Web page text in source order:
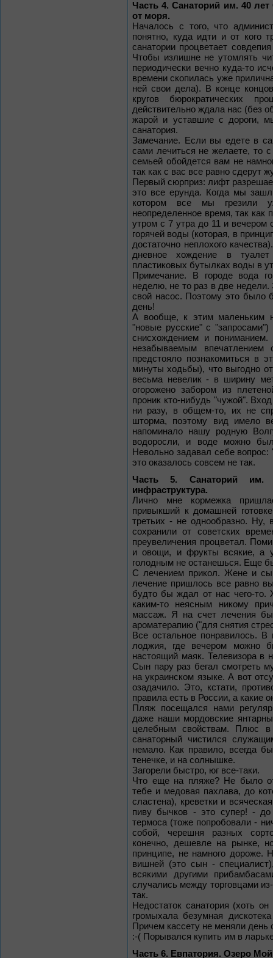
Часть 4. Санаторий им. 40
от моря.
Началось с того, что
понятно, куда идти и от кого
санатории процветает
Чтобы излишне не утомлять
периодически вечно куда-то
времени скопилась уже
ней свои дела). В конце
кругов бюрократических
действительно ждала нас (без
жарой и уставшие с дороги,
санатория.
Замечание. Если вы едете в
сами лечиться не желаете, то
семьей обойдется вам не
так как с вас все равно сдерут
Первый сюрприз: лифт
это все ерунда. Когда мы
котором все мы грезили
неопределенное время, так как
утром с 7 утра до 11 и вечером
горячей воды (которая, в
достаточно неплохого
дневное хождение в
пластиковых бутылках воды в
Примечание. В городе вода
неделю, не то раз в две недели.
свой насос. Поэтому это было
день!
А вообще, к этим маленьким
"новые русские" с
снисхождением и
незабываемым
предстояло познакомиться в
минуты ходьбы), что выгодно
весьма невелик - в ширину
огорожено забором из
проник кто-нибудь "чужой".
ни разу, в общем-то, их не
шторма, поэтому вид имело
напоминало нашу родную
водоросли, и воде можно
Невольно задавал себе вопрос:
это оказалось совсем не так.
Часть 5. Санаторий им.
инфраструктура.
Лично мне кормежка
привыкший к домашней
третьих - не однообразно. Ну,
сохранили от советских
преувеличения процветал.
и овощи, и фрукты всякие, а
голодным не останешься. Еще
С лечением прикол. Жене и
лечение пришлось все равно
будто бы ждал от нас чего-то.
каким-то неясным никому
массаж. Я на счет лечения
ароматерапию ("для снятия
Все остальное понравилось.
лоджия, где вечером можно
настоящий маяк. Телевизора
Сын пару раз бегал смотреть
на украинском языке. А вот
озадачило. Это, кстати,
правила есть в России, а какие
Пляж посещался нами
даже наши мордовские
целебным свойствам. Плюс в
санаторный чистился
немало. Как правило, всегда
тенечке, и на солнышке.
Загорели быстро, юг все-таки.
Что еще на пляже? Не было
тебе и медовая пахлава, до
сластена), креветки и
пиву бычков - это супер! -
термоса (тоже попробовали -
собой, черешня разных
конечно, дешевле на рынке,
принципе, не намного дороже.
вишней (это сын -
всякими другими
случались между торговцами
так.
Недостаток санатория (хоть
громыхала безумная
Причем кассету не меняли день
:-( Порывался купить им в
Часть 6. Евпатория. Озеро